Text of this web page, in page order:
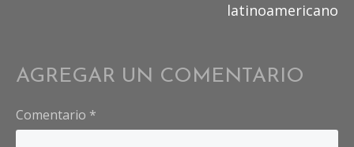
latinoamericano
AGREGAR UN COMENTARIO
Comentario *